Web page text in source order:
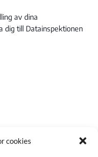
cookies
av dina
dig till Datainspektionen